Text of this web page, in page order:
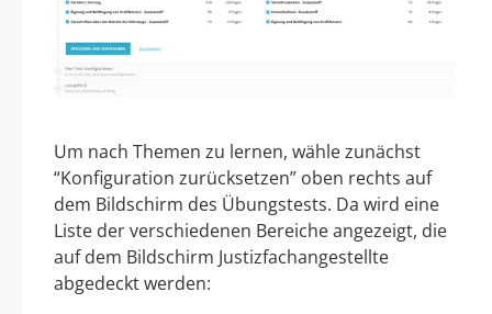
Um nach Themen zu lernen, wähle zunächst
“Konfiguration zurücksetzen” oben rechts auf
dem Bildschirm des Übungstests. Da wird eine
Liste der verschiedenen Bereiche angezeigt, die
auf dem Bildschirm Justizfachangestellte
abgedeckt werden: